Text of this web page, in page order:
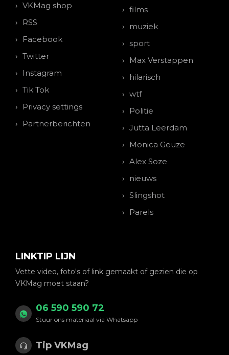
VKMag shop
RSS
Facebook
Twitter
Instagram
Tik Tok
Privacy settings
Partnerberichten
films
muziek
sport
Max Verstappen
hilarisch
wtf
Politie
Jutta Leerdam
Monica Geuze
Alex Soze
nieuws
Slingshot
Parels
LINKTIP LIJN
Vette video, foto's of link gemaakt of gezien die op
VKMag moet staan?
06 590 590 72
Stuur ons materiaal via Whatsapp
Tip VKMag